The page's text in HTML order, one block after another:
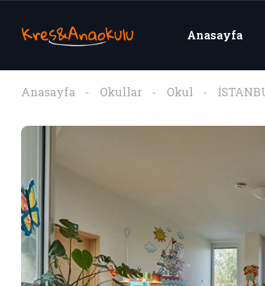
Anasayfa
Anasayfa Okullar Okul